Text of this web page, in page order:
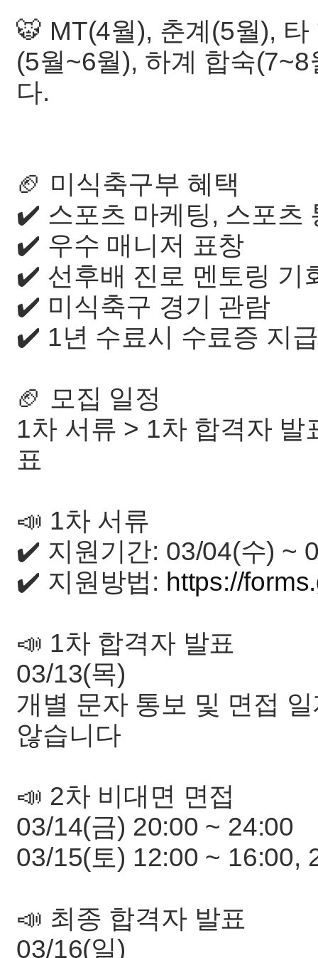
🐯 MT(4월), 춘계(5월),
(5월~6월), 하계 합숙
다.
🏈 미식축구부 혜택
✔️ 스포츠 마케팅, 스포
✔️ 우수 매니저 표창
✔️ 선후배 진로 멘토링
✔️ 미식축구 경기 관람
✔️ 1년 수료시 수료증 지급
🏈 모집 일정
1차 서류 > 1차 합격자
표
📣 1차 서류
✔️ 지원기간: 03/04(수) ~
✔️ 지원방법: https://
📣 1차 합격자 발표
03/13(목)
개별 문자 통보 및 면접
않습니다
📣 2차 비대면 면접
03/14(금) 20:00 ~ 24:00
03/15(토) 12:00 ~ 16:00,
📣 최종 합격자 발표
03/16(일)